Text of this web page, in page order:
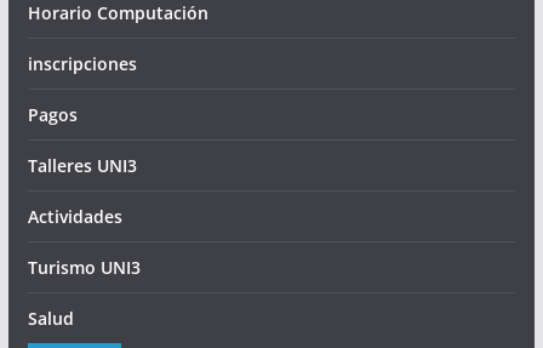
Horario Computación
inscripciones
Pagos
Talleres UNI3
Actividades
Turismo UNI3
Salud